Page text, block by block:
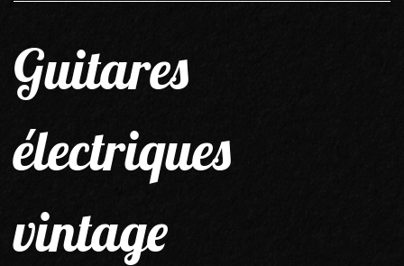
Guitares
électriques
vintage